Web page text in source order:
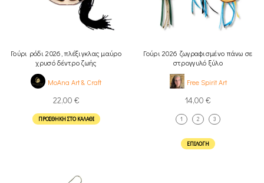
Γούρι ρόδι 2026, πλέξιγκλας μαύρο
χρυσό δέντρο ζωής
MoAna Art & Craft
22,00 €
ΠΡΟΣΘΉΚΗ ΣΤΟ ΚΑΛΆΘΙ
Γούρι 2026 ζωγραφισμένο πάνω σε
στρογγυλό ξύλο
Free Spirit Art
14,00 €
1 2 3
ΕΠΙΛΟΓΉ